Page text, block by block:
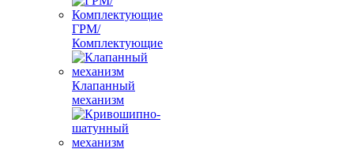
ГРМ/
Комплектующие
Клапанный
механизм